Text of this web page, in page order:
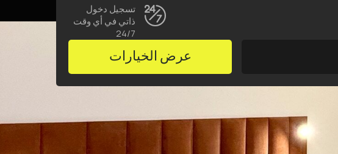
تسجيل دخول
ذاتي في أي وقت
24/7
1
عرض الخيارات